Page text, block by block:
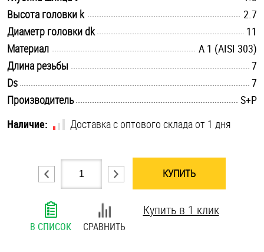
Штифты и пальцы
Высота головки k
2.7
Диаметр головки dk
11
Материал
А 1 (AISI 303)
Длина резьбы
7
Ds
7
Производитель
S+P
Наличие:
Доставка с оптового склада от 1 дня
КУПИТЬ
В СПИСОК СРАВНИТЬ
Купить в 1 клик